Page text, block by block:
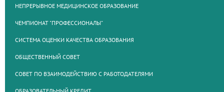
НЕПРЕРЫВНОЕ МЕДИЦИНСКОЕ ОБРАЗОВАНИЕ
ЧЕМПИОНАТ "ПРОФЕССИОНАЛЫ"
СИСТЕМА ОЦЕНКИ КАЧЕСТВА ОБРАЗОВАНИЯ
ОБЩЕСТВЕННЫЙ СОВЕТ
СОВЕТ ПО ВЗАИМОДЕЙСТВИЮ С РАБОТОДАТЕЛЯМИ